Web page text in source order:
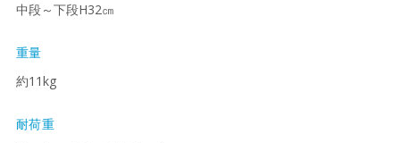
中段～下段H32㎝
重量
約11kg
耐荷重